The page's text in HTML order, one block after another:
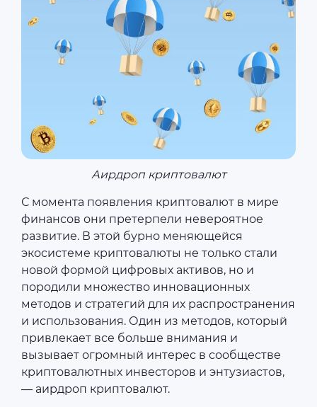
Аирдроп криптовалют
С момента появления криптовалют в мире
финансов они претерпели невероятное
развитие. В этой бурно меняющейся
экосистеме криптовалюты не только стали
новой формой цифровых активов, но и
породили множество инновационных
методов и стратегий для их распространения
и использования. Один из методов, который
привлекает все больше внимания и
вызывает огромный интерес в сообществе
криптовалютных инвесторов и энтузиастов,
— аирдроп криптовалют.